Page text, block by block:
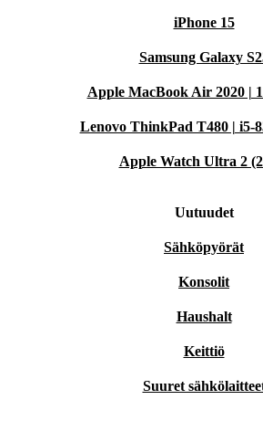
iPhone 15
Samsung Galaxy
Apple MacBook Air 2020 |
Lenovo ThinkPad T480 | i5-
Apple Watch Ultra 2
Uutuudet
Sähköpyörät
Konsolit
Haushalt
Keittiö
Suuret